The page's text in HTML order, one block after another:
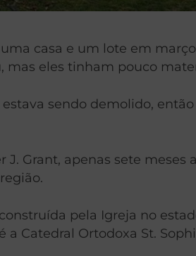
casa e um lote em
eles tinham pouco
sendo demolido,
Grant, apenas sete
pela Igreja no
Catedral Ortodoxa St.